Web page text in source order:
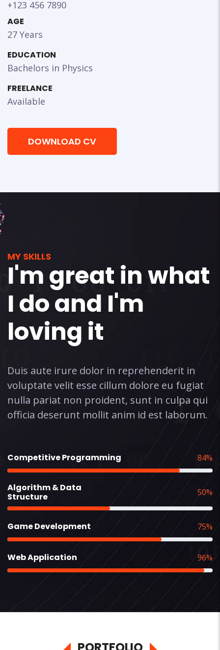
+123 456 7890
AGE
27 Years
EDUCATION
Bachelors in Physics
FREELANCE
Available
DOWNLOAD CV
MY SKILLS
I'm great in what
I do and I'm
loving it
Duis aute irure dolor in reprehenderit in
voluptate velit esse cillum dolore eu fugiat
nulla pariat non proident, sunt in culpa qui
officia deserunt mollit anim id est laborum.
Competitive Programming 84%
Algorithm & Data
Structure
50%
Game Development 75%
Web Application 96%